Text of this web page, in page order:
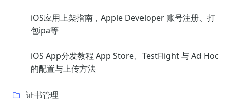
iOS应用上架指南，Apple Developer 账号注册、打
包ipa等
iOS App分发教程 App Store、TestFlight 与 Ad Hoc
的配置与上传方法
证书管理